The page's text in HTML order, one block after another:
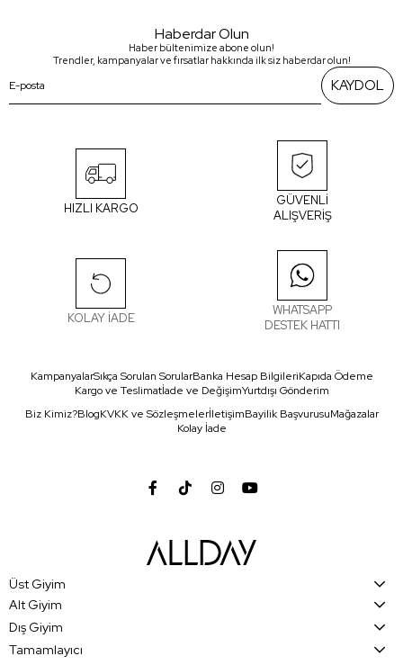
Haberdar Olun
Haber bültenimize abone olun!
Trendler, kampanyalar ve fırsatlar hakkında ilk siz haberdar olun!
KAYDOL
HIZLI KARGO
GÜVENLİ
ALIŞVERİŞ
KOLAY İADE
WHATSAPP
DESTEK HATTI
KampanyalarSıkça Sorulan SorularBanka Hesap BilgileriKapıda Ödeme
Kargo ve Teslimatİade ve DeğişimYurtdışı Gönderim
Biz Kimiz?BlogKVKK ve SözleşmelerİletişimBayilik BaşvurusuMağazalar
Kolay İade
Üst Giyim
Alt Giyim
Dış Giyim
Tamamlayıcı